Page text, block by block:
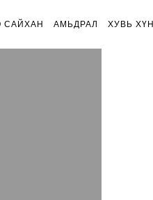
САЙХАН АМЬДРАЛ ХУВЬ ХҮН